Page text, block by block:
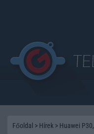
Főoldal > Hírek > Huawei